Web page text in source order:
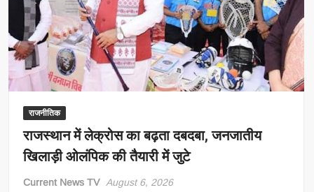
मिलेंगे
आतंकवादी’
नारे
से
बढ़ा
राजनीतिक
राजस्थान में लेक्रोस का बढ़ता दबदबा, जनजातीय
खिलाड़ी ओलंपिक की तैयारी में जुटे
Current News TV August 6, 2026